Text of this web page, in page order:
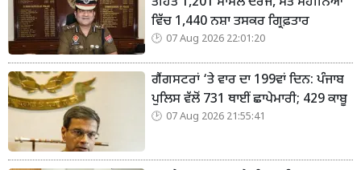
ਵਿੱਚ 1,440 ਨਸ਼ਾ ਤਸਕਰ ਗ੍ਰਿਫ਼ਤਾਰ
07 Aug 2026 22:01:20
ਗੈਂਗਸਟਰਾਂ ‘ਤੇ ਵਾਰ ਦਾ 199ਵਾਂ ਦਿਨ: ਪੰਜਾਬ
ਪੁਲਿਸ ਵੱਲੋਂ 731 ਥਾਈਂ ਛਾਪੇਮਾਰੀ; 429 ਕਾਬੂ
07 Aug 2026 21:55:41